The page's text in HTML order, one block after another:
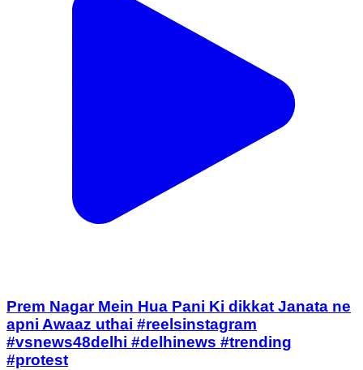
Prem Nagar Mein Hua Pani Ki dikkat Janata ne
apni Awaaz uthai #reelsinstagram
#vsnews48delhi #delhinews #trending
#protest